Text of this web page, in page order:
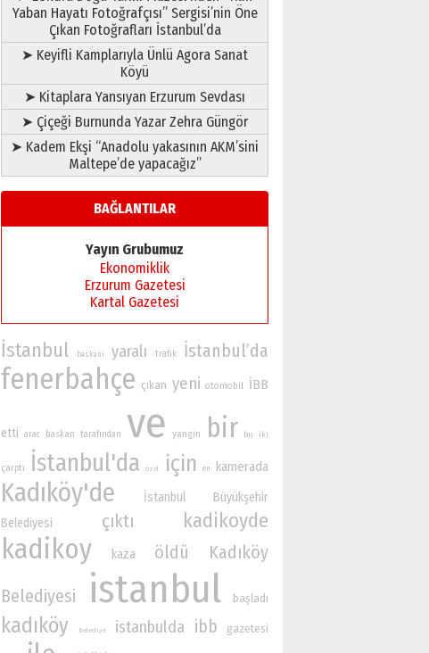
Yaban Hayatı Fotoğrafçısı” Sergisi’nin Öne
Çıkan Fotoğrafları İstanbul’da
➤ Keyifli Kamplarıyla Ünlü Agora Sanat
Köyü
➤ Kitaplara Yansıyan Erzurum Sevdası
➤ Çiçeği Burnunda Yazar Zehra Güngör
➤ Kadem Ekşi “Anadolu yakasının AKM’sini
Maltepe’de yapacağız”
BAĞLANTILAR
Yayın Grubumuz
Ekonomiklik
Erzurum Gazetesi
Kartal Gazetesi
İstanbul baskani yaralı trafik İstanbul’da
fenerbahçe çıkan yeni otomobil İBB
etti arac baskan tarafından ve yangin bir bu iki
çarptı İstanbul'da özel için en kamerada
Kadıköy'de
İstanbul Büyükşehir
Belediyesi
çıktı kadikoyde
kadikoy kaza öldü Kadıköy
Belediyesi istanbul başladı
kadıköy Belediye istanbulda ibb gazetesi